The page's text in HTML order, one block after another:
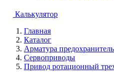
Калькулятор
Главная
Каталог
Арматура
Сервоприводы
Привод ротационный